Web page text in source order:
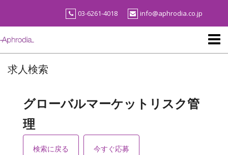
content
03-6261-4018 info@aphrodia.co.jp
求人検索
グローバルマーケットリスク管
理
検索に戻る 今すぐ応募